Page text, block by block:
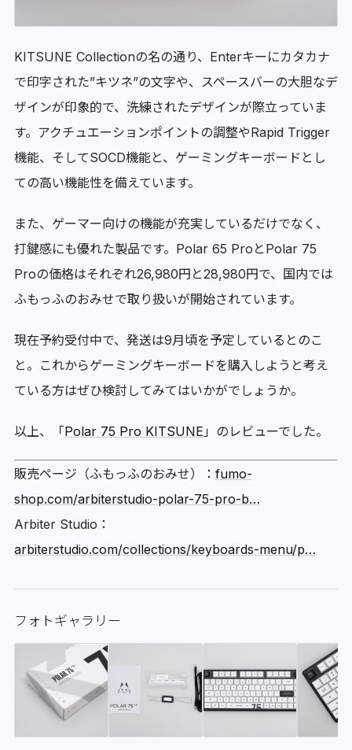
KITSUNE Collectionの名の通り、Enterキーにカタカナ
で印字された”キツネ”の文字や、スペースバーの大胆なデ
ザインが印象的で、洗練されたデザインが際立っていま
す。アクチュエーションポイントの調整やRapid Trigger
機能、そしてSOCD機能と、ゲーミングキーボードとし
ての高い機能性を備えています。
また、ゲーマー向けの機能が充実しているだけでなく、
打鍵感にも優れた製品です。Polar 65 ProとPolar 75
Proの価格はそれぞれ26,980円と28,980円で、国内では
ふもっふのおみせで取り扱いが開始されています。
現在予約受付中で、発送は9月頃を予定しているとのこ
と。これからゲーミングキーボードを購入しようと考え
ている方はぜひ検討してみてはいかがでしょうか。
以上、「Polar 75 Pro KITSUNE」のレビューでした。
販売ページ（ふもっふのおみせ）： fumo-
shop.com/arbiterstudio-polar-75-pro-b…
Arbiter Studio：
arbiterstudio.com/collections/keyboards-menu/p…
フォトギャラリー